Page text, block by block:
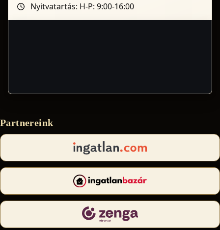
Nyitvatartás: H-P: 9:00-16:00
Partnereink